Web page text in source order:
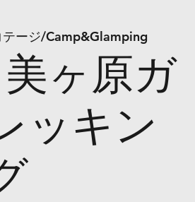
テージ/Camp&Glamping
ヶ原ガ
ッキン